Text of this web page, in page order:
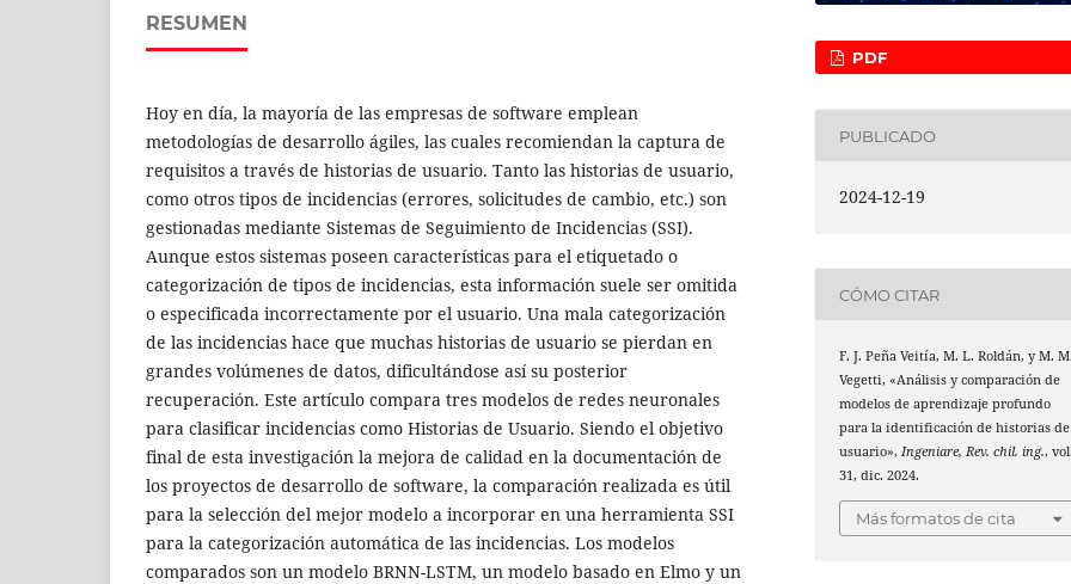
RESUMEN
Hoy en día, la mayoría de las empresas de software emplean
metodologías de desarrollo ágiles, las cuales recomiendan la captura de
requisitos a través de historias de usuario. Tanto las historias de usuario,
como otros tipos de incidencias (errores, solicitudes de cambio, etc.) son
gestionadas mediante Sistemas de Seguimiento de Incidencias (SSI).
Aunque estos sistemas poseen características para el etiquetado o
categorización de tipos de incidencias, esta información suele ser omitida
o especificada incorrectamente por el usuario. Una mala categorización
de las incidencias hace que muchas historias de usuario se pierdan en
grandes volúmenes de datos, dificultándose así su posterior
recuperación. Este artículo compara tres modelos de redes neuronales
para clasificar incidencias como Historias de Usuario. Siendo el objetivo
final de esta investigación la mejora de calidad en la documentación de
los proyectos de desarrollo de software, la comparación realizada es útil
para la selección del mejor modelo a incorporar en una herramienta SSI
para la categorización automática de las incidencias. Los modelos
comparados son un modelo BRNN-LSTM, un modelo basado en Elmo y un
PDF
PUBLICADO
2024-12-19
CÓMO CITAR
F. J. Peña Veitía, M. L. Roldán, y M.
Vegetti, «Análisis y comparación de
modelos de aprendizaje profundo
para la identificación de historias de
usuario»,Ingeniare, Rev. chil. ing.,
31, dic. 2024.
Más formatos de cita